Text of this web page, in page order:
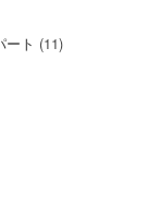
ト (11)